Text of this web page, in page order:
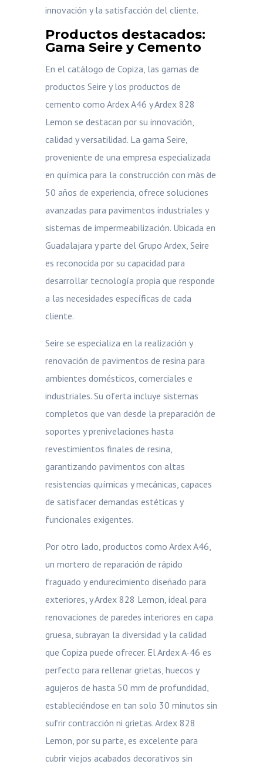
innovación y la satisfacción del cliente.
Productos destacados:
Gama Seire y Cemento
En el catálogo de Copiza, las gamas de
productos Seire y los productos de
cemento como Ardex A46 y Ardex 828
Lemon se destacan por su innovación,
calidad y versatilidad. La gama Seire,
proveniente de una empresa especializada
en química para la construcción con más de
50 años de experiencia, ofrece soluciones
avanzadas para pavimentos industriales y
sistemas de impermeabilización. Ubicada en
Guadalajara y parte del Grupo Ardex, Seire
es reconocida por su capacidad para
desarrollar tecnología propia que responde
a las necesidades específicas de cada
cliente.
Seire se especializa en la realización y
renovación de pavimentos de resina para
ambientes domésticos, comerciales e
industriales. Su oferta incluye sistemas
completos que van desde la preparación de
soportes y prenivelaciones hasta
revestimientos finales de resina,
garantizando pavimentos con altas
resistencias químicas y mecánicas, capaces
de satisfacer demandas estéticas y
funcionales exigentes.
Por otro lado, productos como Ardex A46,
un mortero de reparación de rápido
fraguado y endurecimiento diseñado para
exteriores, y Ardex 828 Lemon, ideal para
renovaciones de paredes interiores en capa
gruesa, subrayan la diversidad y la calidad
que Copiza puede ofrecer. El Ardex A-46 es
perfecto para rellenar grietas, huecos y
agujeros de hasta 50 mm de profundidad,
estableciéndose en tan solo 30 minutos sin
sufrir contracción ni grietas. Ardex 828
Lemon, por su parte, es excelente para
cubrir viejos acabados decorativos sin